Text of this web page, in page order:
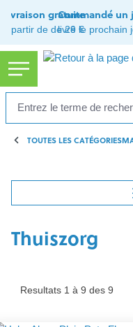
principal
Livraison gratuite
à partir de de 29 €
Commandé un
livré le prochain
TOUTES LES CATÉGORIES
Thuiszorg
Resultats 1 à 9 des 9